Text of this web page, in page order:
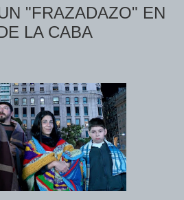
"FRAZADAZO" EN
LA CABA